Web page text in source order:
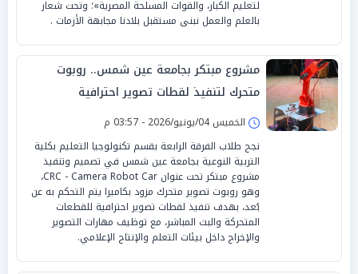
لتعليم الكبار، والقوات المسلحة المصرية»؛ وتحت شعار
بالعلم والعمل نبنى مستقبل بلادنا مجابهة الأزمات .
مشروع مبتكر بجامعة عين شمس.. روبوت
متحرك لتنفيذ لقطات تصوير احترافية
الخميس 04/يونيو/2026 - 03:57 م
نجح طلاب الفرقة الرابعة بقسم تكنولوجيا التعليم بكلية
التربية النوعية بجامعة عين شمس في تصميم وتنفيذ
مشروع مبتكر تحت عنوان CRC - Camera Robot Car،
وهو روبوت تصوير متحرك مزود بكاميرا يتم التحكم به عن
بُعد، بهدف تنفيذ لقطات تصوير احترافية للقطعات
المتحركة والبث المباشر، مع توظيف مهارات التصوير
والإخراج داخل بيئات التعلم والإنتاج الإعلامي.